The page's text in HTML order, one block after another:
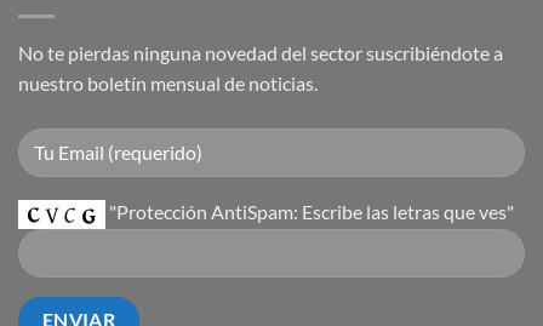
No te pierdas ninguna novedad del sector suscribiéndote a
nuestro boletín mensual de noticias.
"Protección AntiSpam: Escribe las letras que ves"